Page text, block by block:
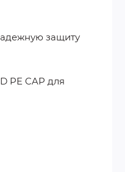
защиту
PE CAP для